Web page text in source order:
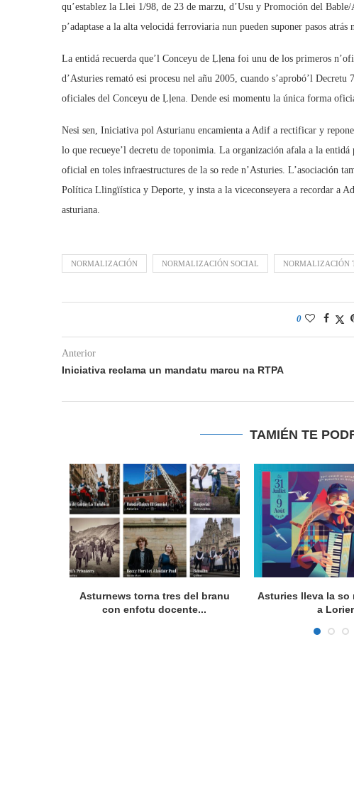
qu’establez la Llei 1/98, de 23 de marzu, d’Usu y Promoción del
p’adaptase a la alta velocidá ferroviaria nun pueden suponer pasos atrás
La entidá recuerda que’l Conceyu de Ḷḷena foi unu de los primeros
d’Asturies remató esi procesu nel añu 2005, cuando s’aprobó’l
oficiales del Conceyu de Ḷḷena. Dende esi momentu la única forma
Nesi sen, Iniciativa pol Asturianu encamienta a Adif a rectificar y
lo que recueye’l decretu de toponimia. La organización afala a la
oficial en toles infraestructures de la so rede n’Asturies. L’asociación
Política Llingïística y Deporte, y insta a la viceconseyera a recordar a
asturiana.
NORMALIZACIÓN NORMALIZACIÓN SOCIAL NORMALIZACIÓN
0
Anterior
Iniciativa reclama un mandatu marcu na RTPA
TAMIÉN TE
Asturnews torna tres del branu
con enfotu docente...
Asturies lleva la so
a